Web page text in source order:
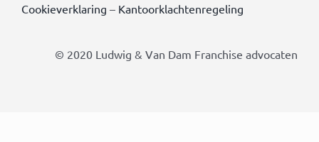
Cookieverklaring – Kantoorklachtenregeling
© 2020 Ludwig & Van Dam Franchise advocaten